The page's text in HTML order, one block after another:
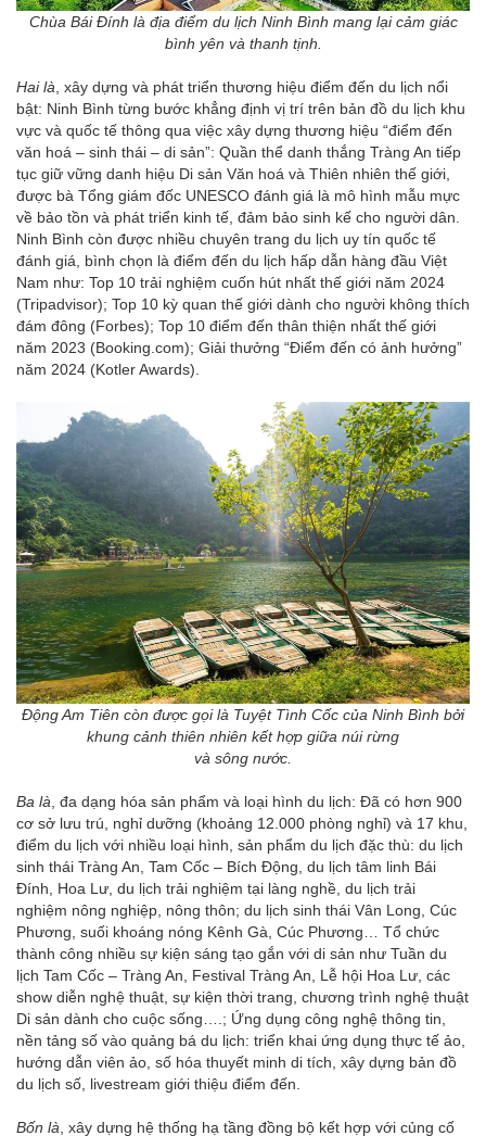
Chùa Bái Đính là địa điểm du lịch Ninh Bình mang lại cảm giác
bình yên và thanh tịnh.
Hai là , xây dựng và phát triển thương hiệu điểm đến du lịch nổi
bật: Ninh Bình từng bước khẳng định vị trí trên bản đồ du lịch khu
vực và quốc tế thông qua việc xây dựng thương hiệu “điểm đến
văn hoá – sinh thái – di sản”: Quần thể danh thắng Tràng An tiếp
tục giữ vững danh hiệu Di sản Văn hoá và Thiên nhiên thế giới,
được bà Tổng giám đốc UNESCO đánh giá là mô hình mẫu mực
về bảo tồn và phát triển kinh tế, đảm bảo sinh kế cho người dân.
Ninh Bình còn được nhiều chuyên trang du lịch uy tín quốc tế
đánh giá, bình chọn là điểm đến du lịch hấp dẫn hàng đầu Việt
Nam như: Top 10 trải nghiệm cuốn hút nhất thế giới năm 2024
(Tripadvisor); Top 10 kỳ quan thế giới dành cho người không thích
đám đông (Forbes); Top 10 điểm đến thân thiện nhất thế giới
năm 2023 (Booking.com); Giải thưởng “Điểm đến có ảnh hưởng”
năm 2024 (Kotler Awards).
Động Am Tiên còn được gọi là Tuyệt Tình Cốc của Ninh Bình bởi
khung cảnh thiên nhiên kết hợp giữa núi rừng
và sông nước.
Ba là, đa dạng hóa sản phẩm và loại hình du lịch: Đã có hơn 900
cơ sở lưu trú, nghỉ dưỡng (khoảng 12.000 phòng nghỉ) và 17 khu,
điểm du lịch với nhiều loại hình, sản phẩm du lịch đặc thù: du lịch
sinh thái Tràng An, Tam Cốc – Bích Động, du lịch tâm linh Bái
Đính, Hoa Lư, du lịch trải nghiệm tại làng nghề, du lịch trải
nghiệm nông nghiệp, nông thôn; du lịch sinh thái Vân Long, Cúc
Phương, suối khoáng nóng Kênh Gà, Cúc Phương… Tổ chức
thành công nhiều sự kiện sáng tạo gắn với di sản như Tuần du
lịch Tam Cốc – Tràng An, Festival Tràng An, Lễ hội Hoa Lư, các
show diễn nghệ thuật, sự kiện thời trang, chương trình nghệ thuật
Di sản dành cho cuộc sống….; Ứng dụng công nghệ thông tin,
nền tảng số vào quảng bá du lịch: triển khai ứng dụng thực tế ảo,
hướng dẫn viên ảo, số hóa thuyết minh di tích, xây dựng bản đồ
du lịch số, livestream giới thiệu điểm đến.
Bốn là, xây dựng hệ thống hạ tầng đồng bộ kết hợp với củng cố